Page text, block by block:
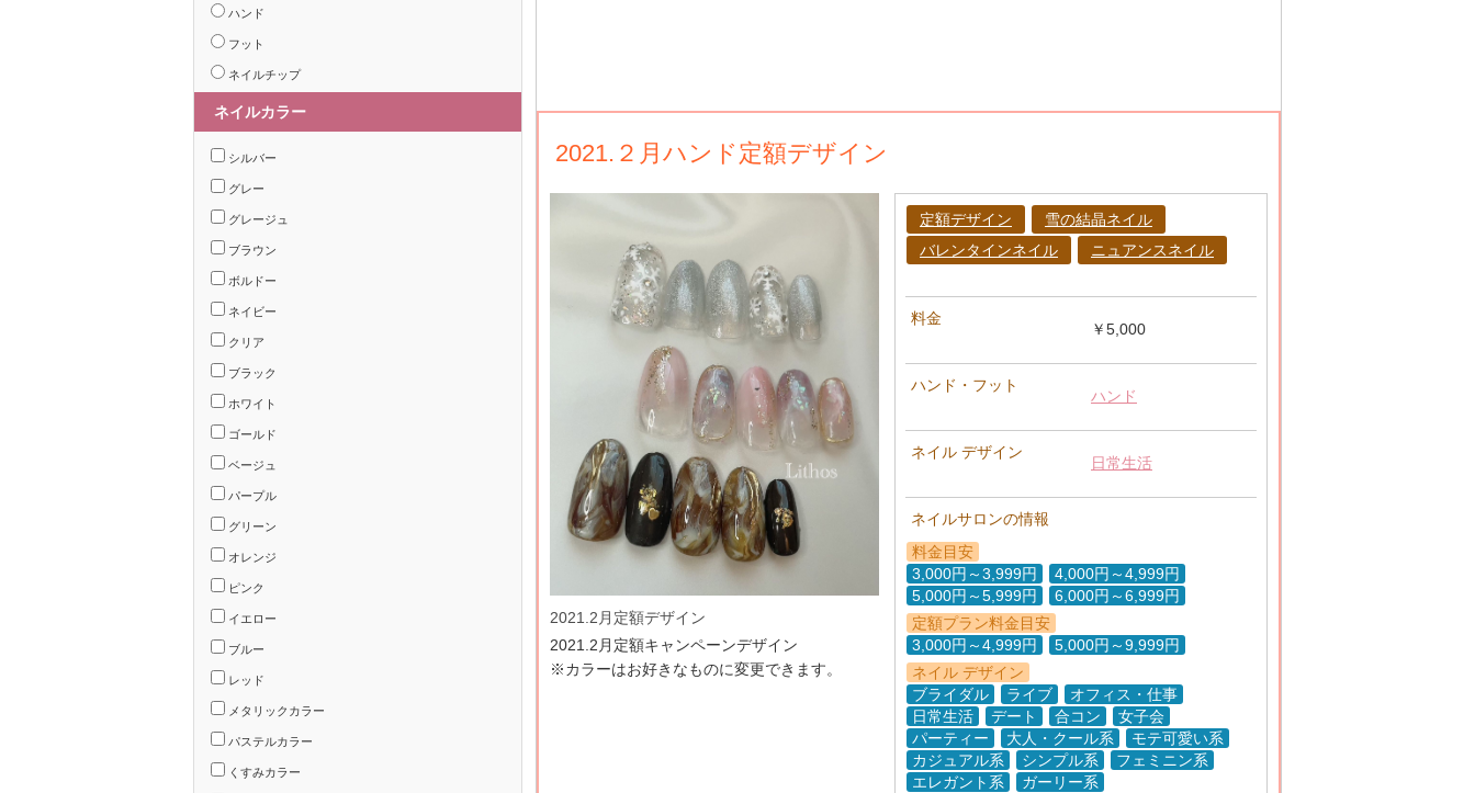
2021.２月ハンド定額デザイン
2021.2月定額デザイン
2021.2月定額キャンペーンデザイン
※カラーはお好きなものに変更できます。
定額デザイン
雪の結晶ネイル
バレンタインネイル
ニュアンスネイル
料金
￥5,000
ハンド・フット
ハンド
ネイル デザイン
日常生活
ネイルサロンの情報
料金目安
3,000円～3,999円
4,000円～4,999円
5,000円～5,999円
6,000円～6,999円
定額プラン料金目安
3,000円～4,999円
5,000円～9,999円
ネイル デザイン
ブライダル
ライブ
オフィス・仕事
日常生活
デート 合コン
女子会
パーティー
大人・クール系
モテ可愛い系
カジュアル系
シンプル系
フェミニン系
エレガント系
ガーリー系
ハンド
フット
ネイルチップ
ネイルカラー
シルバー
グレー
グレージュ
ブラウン
ボルドー
ネイビー
クリア
ブラック
ホワイト
ゴールド
ベージュ
パープル
グリーン
オレンジ
ピンク
イエロー
ブルー
レッド
メタリックカラー
パステルカラー
くすみカラー